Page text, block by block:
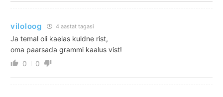
viloloog 4 aastat tagasi
Ja temal oli kaelas kuldne rist,
oma paarsada grammi kaalus vist!
0
0